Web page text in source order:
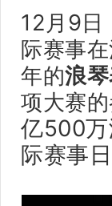
12月9
际赛事
年的浪
项大赛
亿500
际赛事